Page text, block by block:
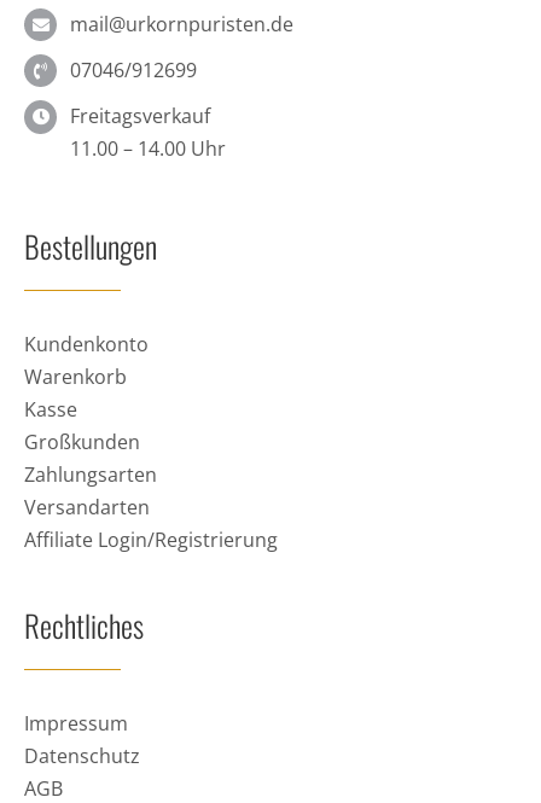
mail@urkornpuristen.de
07046/912699
Freitagsverkauf
11.00 – 14.00 Uhr
Bestellungen
Kundenkonto
Warenkorb
Kasse
Großkunden
Zahlungsarten
Versandarten
Affiliate Login/Registrierung
Rechtliches
Impressum
Datenschutz
AGB